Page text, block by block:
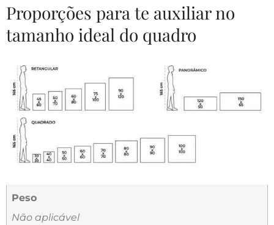
Proporções para te auxiliar no
tamanho ideal do quadro
Peso
Não aplicável